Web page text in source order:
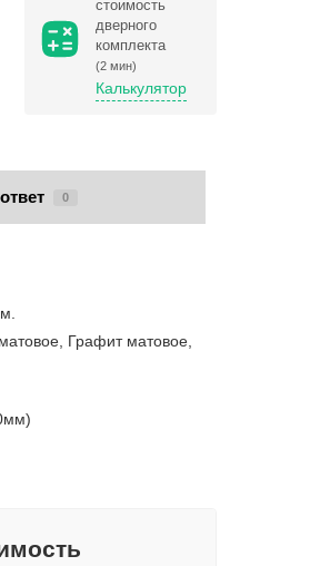
стоимость
дверного
комплекта
(2 мин)
Калькулятор
0
Графит матовое,